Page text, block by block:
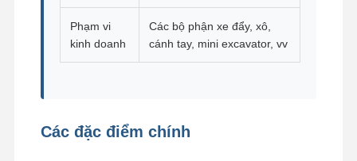
Phạm vi
kinh doanh
Các bộ phận xe đẩy, xô,
cánh tay, mini excavator, vv
Các đặc điểm chính